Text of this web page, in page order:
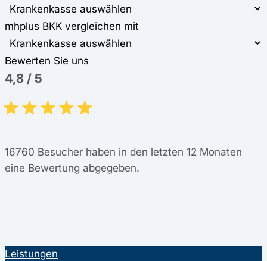
mhplus BKK vergleichen mit
Bewerten Sie uns
4,8 / 5
16760 Besucher haben in den letzten 12 Monaten
eine Bewertung abgegeben.
Leistungen